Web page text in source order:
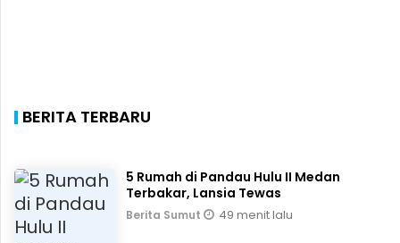
BERITA TERBARU
5 Rumah di Pandau Hulu II Medan
Terbakar, Lansia Tewas
Berita Sumut 49 menit lalu